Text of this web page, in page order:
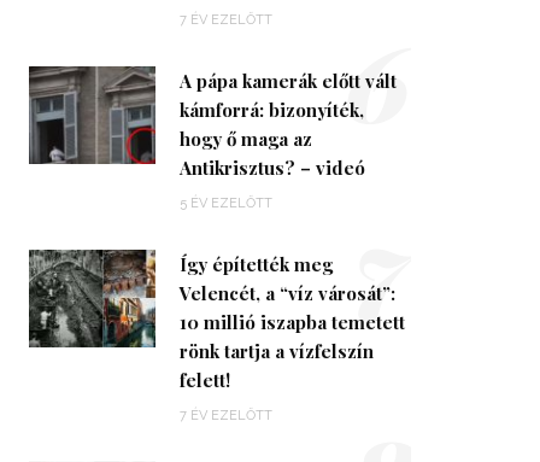
7 ÉV EZELŐTT
A pápa kamerák előtt vált
kámforrá: bizonyíték,
hogy ő maga az
Antikrisztus? – videó
5 ÉV EZELŐTT
6
Így építették meg
Velencét, a “víz városát”:
10 millió iszapba temetett
rönk tartja a vízfelszín
felett!
7 ÉV EZELŐTT
7